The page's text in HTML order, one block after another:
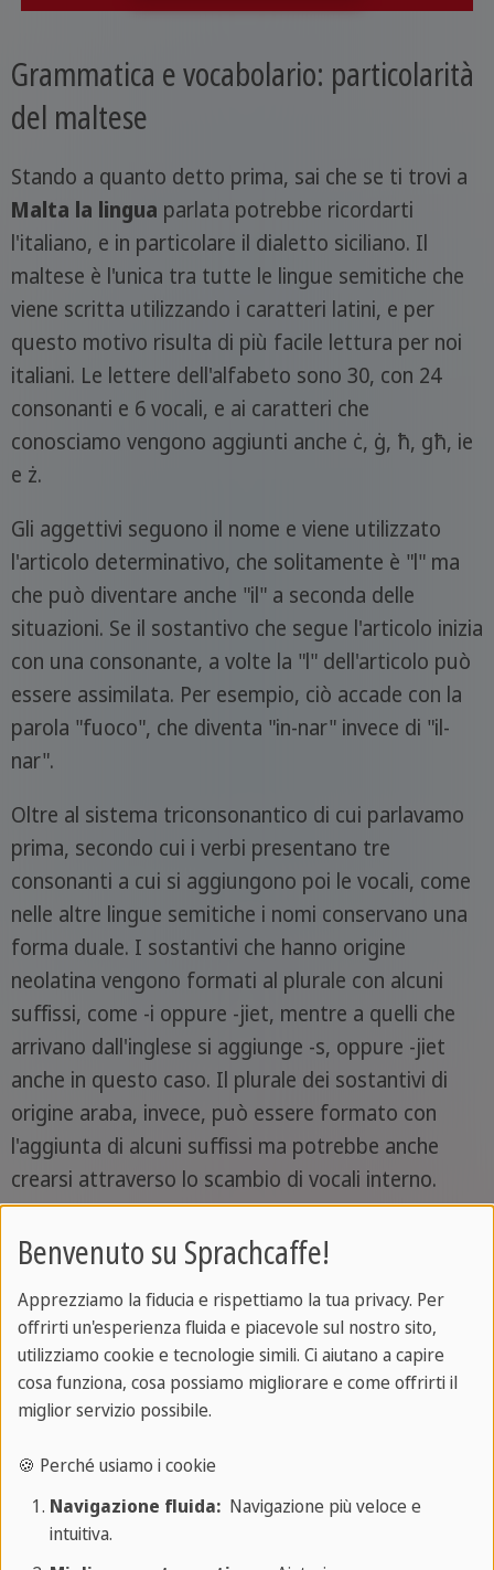
Grammatica e vocabolario: particolarità
del maltese
Stando a quanto detto prima, sai che se ti trovi a
Malta la lingua parlata potrebbe ricordarti
l'italiano, e in particolare il dialetto siciliano. Il
maltese è l'unica tra tutte le lingue semitiche che
viene scritta utilizzando i caratteri latini, e per
questo motivo risulta di più facile lettura per noi
italiani. Le lettere dell'alfabeto sono 30, con 24
consonanti e 6 vocali, e ai caratteri che
conosciamo vengono aggiunti anche ċ, ġ, ħ, għ, ie
e ż.
Gli aggettivi seguono il nome e viene utilizzato
l'articolo determinativo, che solitamente è "l" ma
che può diventare anche "il" a seconda delle
situazioni. Se il sostantivo che segue l'articolo inizia
con una consonante, a volte la "l" dell'articolo può
essere assimilata. Per esempio, ciò accade con la
parola "fuoco", che diventa "in-nar" invece di "il-
nar".
Oltre al sistema triconsonantico di cui parlavamo
prima, secondo cui i verbi presentano tre
consonanti a cui si aggiungono poi le vocali, come
nelle altre lingue semitiche i nomi conservano una
forma duale. I sostantivi che hanno origine
neolatina vengono formati al plurale con alcuni
suffissi, come -i oppure -jiet, mentre a quelli che
arrivano dall'inglese si aggiunge -s, oppure -jiet
anche in questo caso. Il plurale dei sostantivi di
origine araba, invece, può essere formato con
l'aggiunta di alcuni suffissi ma potrebbe anche
crearsi attraverso lo scambio di vocali interno.
Maltese: è la più parlata a Malta?
Il maltese è una lingua nata dai contatti e dalle
mescolanze di diversi popoli, che attualmente è
formata da parole arabe e siciliane e da
espressioni inglesi, sempre più frequenti. Nel 1934
è stata riconosciuta come una delle lingue ufficiali
del Paese. Il maltese, come abbiamo visto prima, è
parlato da circa mezzo milione di persone, tra gli
abitanti delle isole e gli emigrati. Tuttavia, il
Benvenuto su Sprachcaffe!
Apprezziamo la fiducia e rispettiamo la tua privacy. Per
offrirti un'esperienza fluida e piacevole sul nostro sito,
utilizziamo cookie e tecnologie simili. Ci aiutano a capire
cosa funziona, cosa possiamo migliorare e come offrirti il
miglior servizio possibile.
🍪 Perché usiamo i cookie
Navigazione fluida:Navigazione più veloce e
intuitiva.